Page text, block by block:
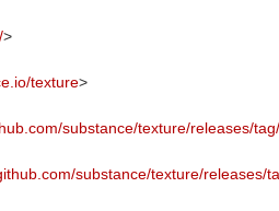
>
texture>
substance/texture/releases/
substance/texture/releases/